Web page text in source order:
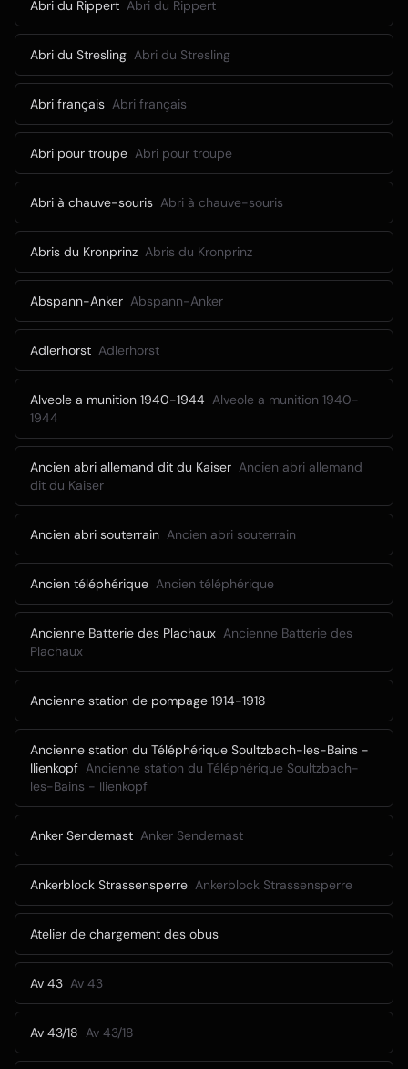
Abri du Rippert Abri du Rippert
Abri du Stresling Abri du Stresling
Abri français Abri français
Abri pour troupe Abri pour troupe
Abri à chauve-souris Abri à chauve-souris
Abris du Kronprinz Abris du Kronprinz
Abspann-Anker Abspann-Anker
Adlerhorst Adlerhorst
Alveole a munition 1940-1944 Alveole a munition 1940-
1944
Ancien abri allemand dit du Kaiser Ancien abri allemand
dit du Kaiser
Ancien abri souterrain Ancien abri souterrain
Ancien téléphérique Ancien téléphérique
Ancienne Batterie des Plachaux Ancienne Batterie des
Plachaux
Ancienne station de pompage 1914-1918
Ancienne station du Téléphérique Soultzbach-les-Bains -
Ilienkopf Ancienne station du Téléphérique Soultzbach-
les-Bains - Ilienkopf
Anker Sendemast Anker Sendemast
Ankerblock Strassensperre Ankerblock Strassensperre
Atelier de chargement des obus
Av 43 Av 43
Av 43/18 Av 43/18